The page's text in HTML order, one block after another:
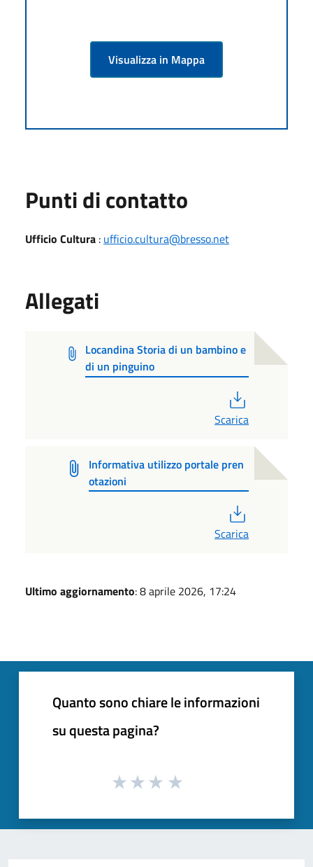
Visualizza in Mappa
Punti di contatto
Ufficio Cultura : ufficio.cultura@bresso.net
Allegati
Locandina Storia di un bambino e
di un pinguino
Scarica
Informativa utilizzo portale pren
otazioni
Scarica
Ultimo aggiornamento: 8 aprile 2026, 17:24
Quanto sono chiare le informazioni
su questa pagina?